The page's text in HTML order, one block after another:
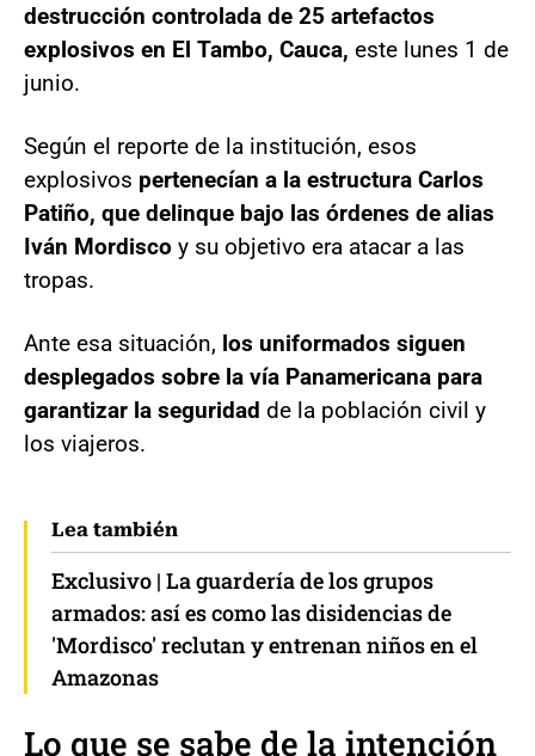
destrucción controlada de 25 artefactos
explosivos en El Tambo, Cauca, este lunes 1 de
junio.
Según el reporte de la institución, esos
explosivos pertenecían a la estructura Carlos
Patiño, que delinque bajo las órdenes de alias
Iván Mordisco y su objetivo era atacar a las
tropas.
Ante esa situación, los uniformados siguen
desplegados sobre la vía Panamericana para
garantizar la seguridad de la población civil y
los viajeros.
Lea también
Exclusivo | La guardería de los grupos
armados: así es como las disidencias de
'Mordisco' reclutan y entrenan niños en el
Amazonas
Lo que se sabe de la intención